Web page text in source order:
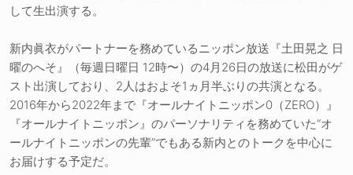
して生出演する。
新内眞衣がパートナーを務めているニッポン放送『土田晃之 日
曜のへそ』（毎週日曜日 12時〜）の4月26日の放送に松田がゲ
スト出演しており、2人はおよそ1ヵ月半ぶりの共演となる。
2016年から2022年まで『オールナイトニッポン0（ZERO）』
『オールナイトニッポン』のパーソナリティを務めていた“オ
ールナイトニッポンの先輩”でもある新内とのトークを中心に
お届けする予定だ。